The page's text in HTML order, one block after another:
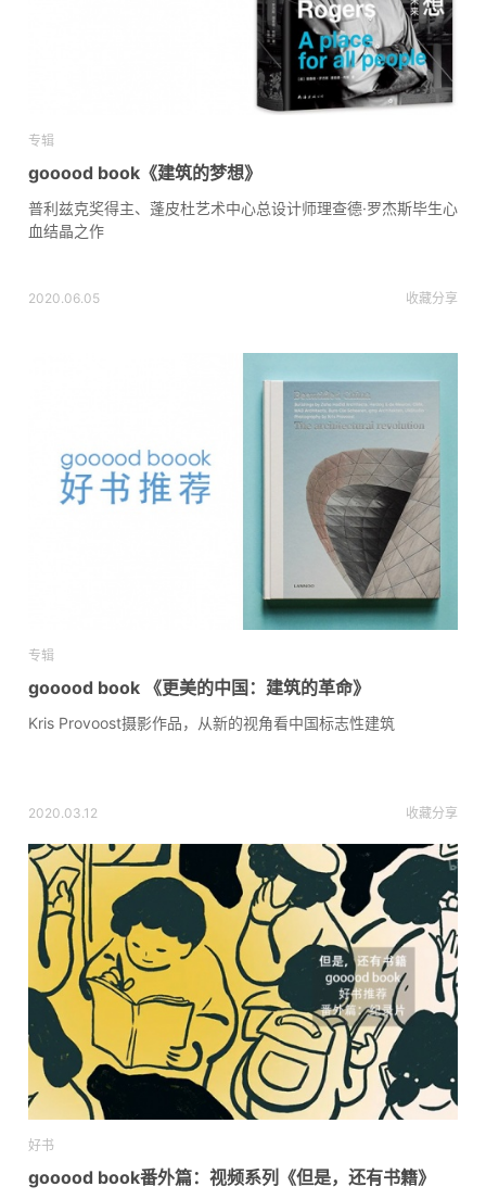
专辑
gooood book《建筑的梦想》
普利兹克奖得主、蓬皮杜艺术中心总设计师理查德·罗杰斯毕生心
血结晶之作
2020.06.05 收藏分享
专辑
gooood book 《更美的中国：建筑的革命》
Kris Provoost摄影作品，从新的视角看中国标志性建筑
2020.03.12 收藏分享
好书
gooood book番外篇：视频系列《但是，还有书籍》